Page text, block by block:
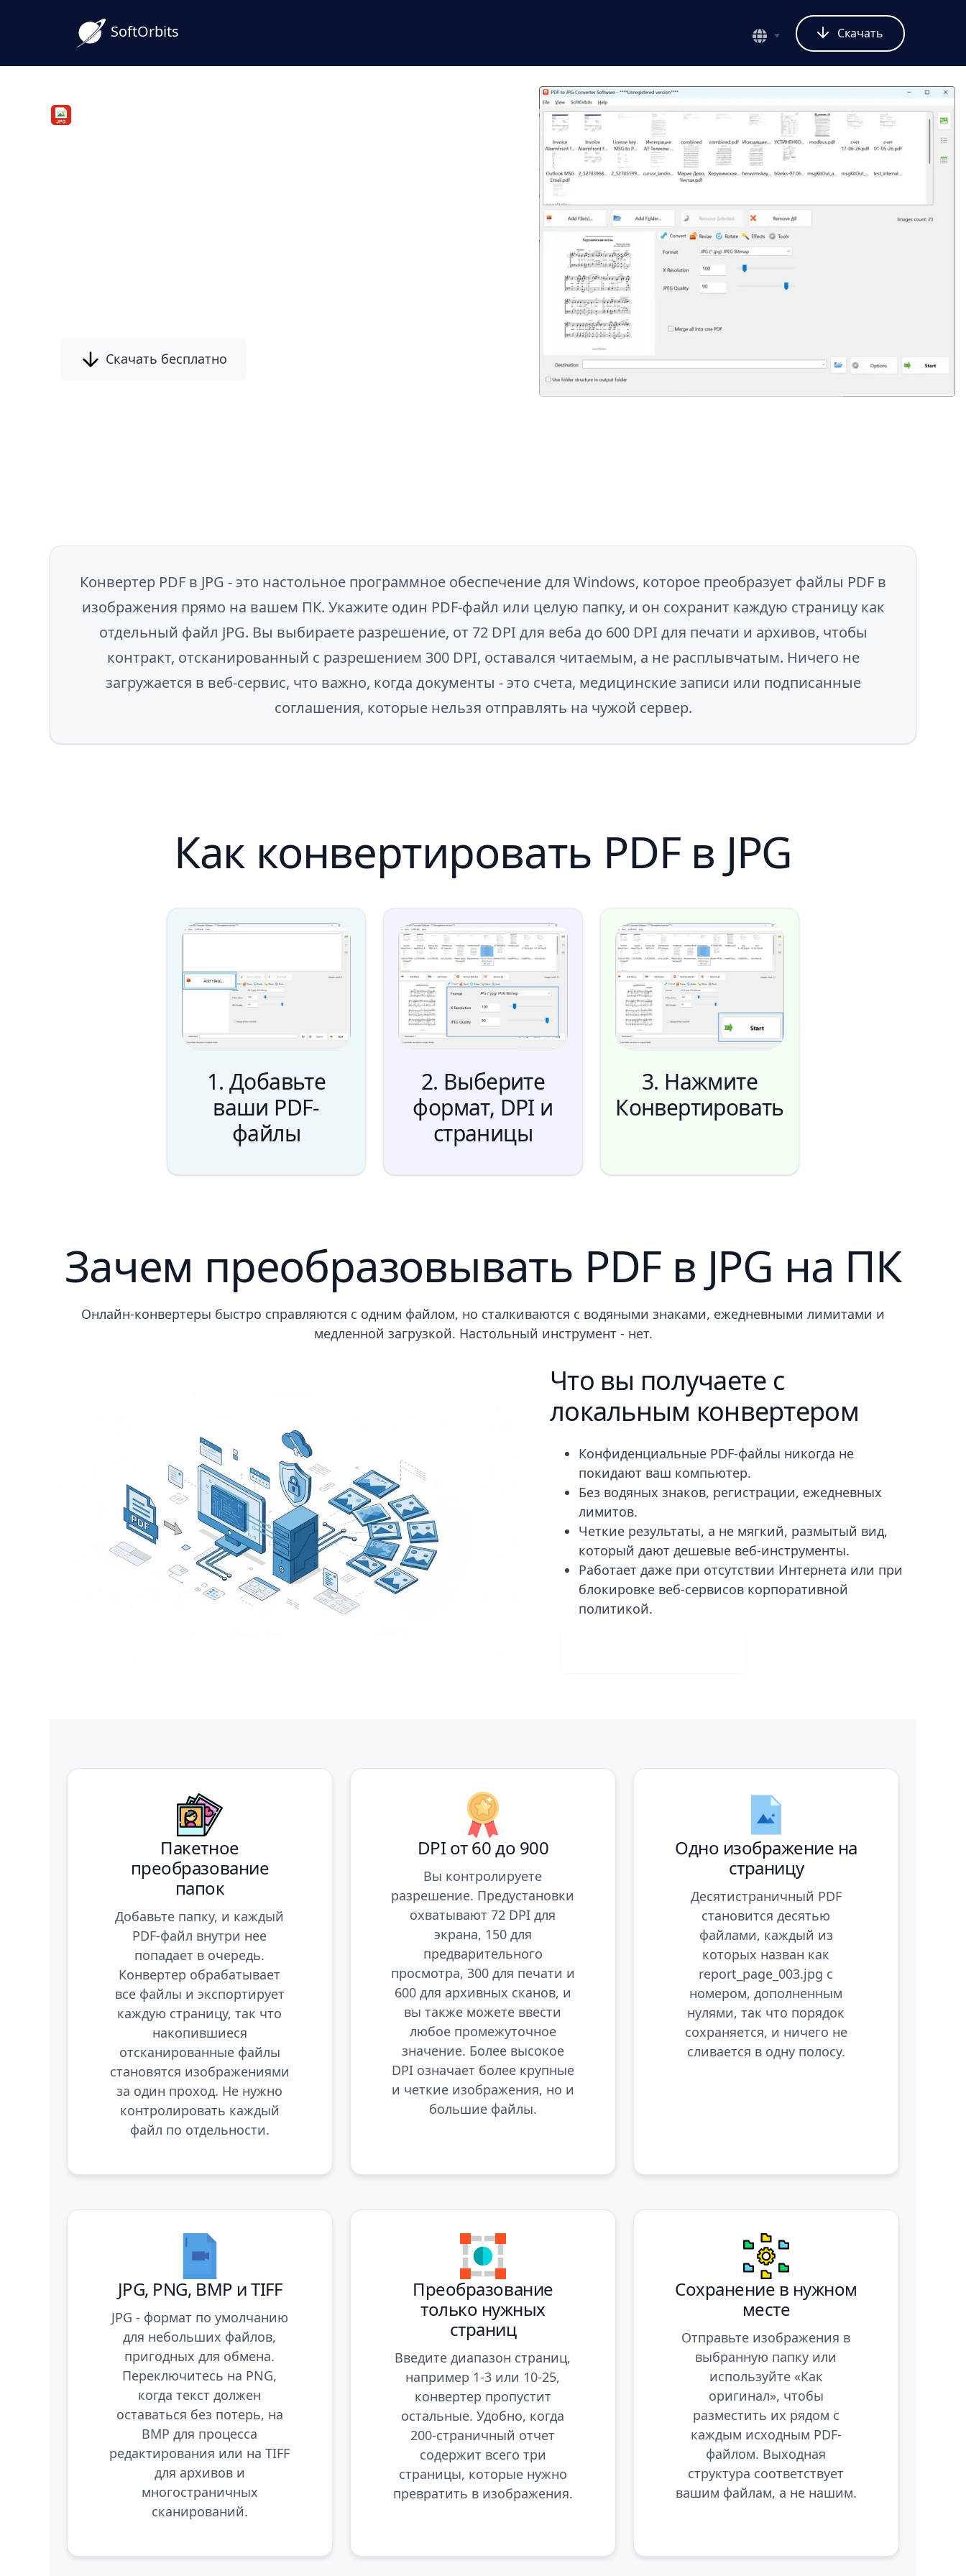
SoftOrbits Скачать
Скачать бесплатно
Конвертер PDF в JPG - это настольное программное обеспечение для Windows, которое преобразует файлы PDF в
изображения прямо на вашем ПК. Укажите один PDF-файл или целую папку, и он сохранит каждую страницу как
отдельный файл JPG. Вы выбираете разрешение, от 72 DPI для веба до 600 DPI для печати и архивов, чтобы
контракт, отсканированный с разрешением 300 DPI, оставался читаемым, а не расплывчатым. Ничего не
загружается в веб-сервис, что важно, когда документы - это счета, медицинские записи или подписанные
соглашения, которые нельзя отправлять на чужой сервер.
Как конвертировать PDF в JPG
1. Добавьте
ваши PDF-
файлы
2. Выберите
формат, DPI и
страницы
3. Нажмите
Конвертировать
Зачем преобразовывать PDF в JPG на ПК
Онлайн-конвертеры быстро справляются с одним файлом, но сталкиваются с водяными знаками, ежедневными лимитами и
медленной загрузкой. Настольный инструмент - нет.
Что вы получаете с
локальным конвертером
Конфиденциальные PDF-файлы никогда не
покидают ваш компьютер.
Без водяных знаков, регистрации, ежедневных
лимитов.
Четкие результаты, а не мягкий, размытый вид,
который дают дешевые веб-инструменты.
Работает даже при отсутствии Интернета или при
блокировке веб-сервисов корпоративной
политикой.
Пакетное
преобразование
папок
Добавьте папку, и каждый
PDF-файл внутри нее
попадает в очередь.
Конвертер обрабатывает
все файлы и экспортирует
каждую страницу, так что
накопившиеся
отсканированные файлы
становятся изображениями
за один проход. Не нужно
контролировать каждый
файл по отдельности.
DPI от 60 до 900
Вы контролируете
разрешение. Предустановки
охватывают 72 DPI для
экрана, 150 для
предварительного
просмотра, 300 для печати и
600 для архивных сканов, и
вы также можете ввести
любое промежуточное
значение. Более высокое
DPI означает более крупные
и четкие изображения, но и
большие файлы.
Одно изображение на
страницу
Десятистраничный PDF
становится десятью
файлами, каждый из
которых назван как
report_page_003.jpg с
номером, дополненным
нулями, так что порядок
сохраняется, и ничего не
сливается в одну полосу.
JPG, PNG, BMP и TIFF
JPG - формат по умолчанию
для небольших файлов,
пригодных для обмена.
Переключитесь на PNG,
когда текст должен
оставаться без потерь, на
BMP для процесса
редактирования или на TIFF
для архивов и
многостраничных
сканирований.
Преобразование
только нужных
страниц
Введите диапазон страниц,
например 1-3 или 10-25,
конвертер пропустит
остальные. Удобно, когда
200-страничный отчет
содержит всего три
страницы, которые нужно
превратить в изображения.
Сохранение в нужном
месте
Отправьте изображения в
выбранную папку или
используйте «Как
оригинал», чтобы
разместить их рядом с
каждым исходным PDF-
файлом. Выходная
структура соответствует
вашим файлам, а не нашим.